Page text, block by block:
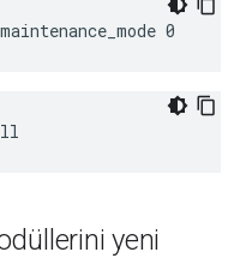
0
yeni